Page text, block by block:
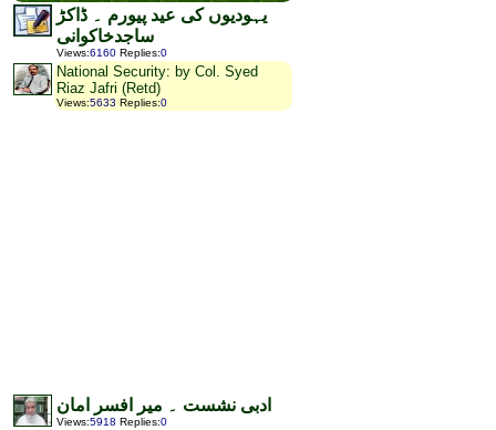
یہودیوں کی عید پیورم ۔ ڈاکڑ
ساجدخاکوانی
Views:6160 Replies:0
National Security: by Col. Syed
Riaz Jafri (Retd)
Views:5633 Replies:0
ادبی نشست ۔ میر افسر امان
Views:5918 Replies:0